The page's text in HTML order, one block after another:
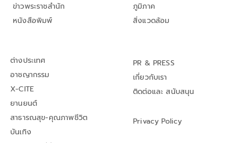
ข่าวพระราชสำนัก
หนังสือพิมพ์
ภูมิภาค
สิ่งแวดล้อม
ต่างประเทศ
อาชญากรรม
X-CITE
ยานยนต์
สาธารณสุข-คุณภาพชีวิต
บันเทิง
PR & PRESS
เกี่ยวกับเรา
ติดต่อและ สนับสนุน
Privacy Policy